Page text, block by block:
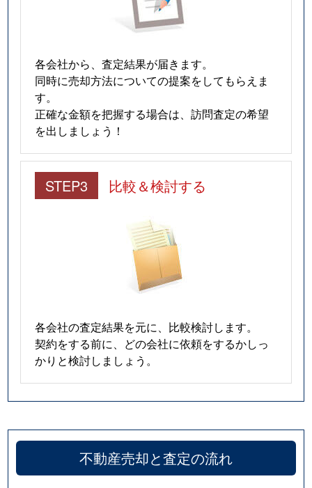
各会社から、査定結果が届きます。
同時に売却方法についての提案をしてもらえま
す。
正確な金額を把握する場合は、訪問査定の希望
を出しましょう！
STEP3 比較＆検討する
各会社の査定結果を元に、比較検討します。
契約をする前に、どの会社に依頼をするかしっ
かりと検討しましょう。
不動産売却と査定の流れ